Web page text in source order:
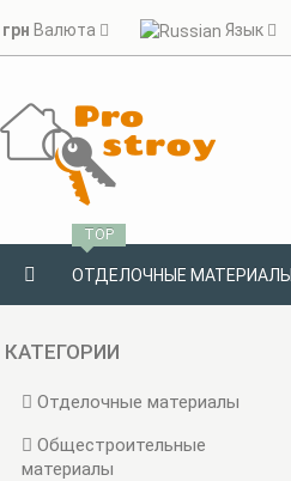
грн Валюта Язык
ОТДЕЛОЧНЫЕ МАТЕРИАЛЫ
TOP
КАТЕГОРИИ
Отделочные материалы
Общестроительные
материалы